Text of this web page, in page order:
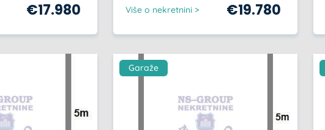
€17.980 Više o nekretnini > €19.780
Garaže